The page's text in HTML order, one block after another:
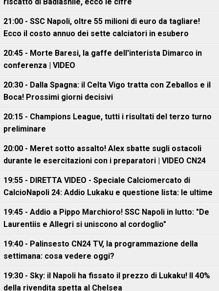
21:00 - SSC Napoli, oltre 55 milioni di euro da tagliare!
Ecco il costo annuo dei sette calciatori in esubero
20:45 - Morte Baresi, la gaffe dell'interista Dimarco in
conferenza | VIDEO
20:30 - Dalla Spagna: il Celta Vigo tratta con Zeballos e il
Boca! Prossimi giorni decisivi
20:15 - Champions League, tutti i risultati del terzo turno
preliminare
20:00 - Meret sotto assalto! Alex sbatte sugli ostacoli
durante le esercitazioni con i preparatori | VIDEO CN24
19:55 - DIRETTA VIDEO - Speciale Calciomercato di
CalcioNapoli 24: Addio Lukaku e questione lista: le ultime
19:45 - Addio a Pippo Marchioro! SSC Napoli in lutto: "De
Laurentiis e Allegri si uniscono al cordoglio"
19:40 - Palinsesto CN24 TV, la programmazione della
settimana: cosa vedere oggi?
19:30 - Sky: il Napoli ha fissato il prezzo di Lukaku! Il 40%
della rivendita spetta al Chelsea